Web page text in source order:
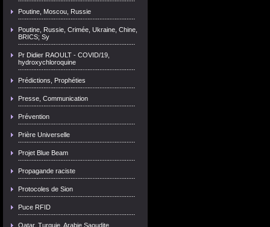
Poutine, Moscou, Russie
Poutine, Russie, Crimée, Ukraine, Chine,
BRICS; Sy
Pr Didier RAOULT - COVID/19,
hydroxychloroquine
Prédictions, Prophéties
Presse, Communication
Prévention
Prière Universelle
Projet Blue Beam
Propagande raciste
Protocoles de Sion
Puce RFID
Qatar, Turquie, Arabie Saoudite